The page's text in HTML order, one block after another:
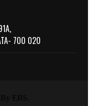
700 020
EBS.